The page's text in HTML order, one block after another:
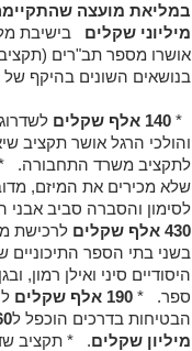
במליאת מועצה
מיליוני שקלים
בישיבת
אושרו מספר תב"רים
בנושאים השונים בהיקף
* 140 אלף שקלים
והולכי הרגל אושר תקציב
לתקציב משרד התחבורה.
שלא מכירים את המיזם,
לסימון והסברה סביב אבני
430 אלף שקלים
בשני בתי הספר התיכוניים
היסודיים סיני ואילן רמון,
ספר.
* 190 אלף שקלים
הבטיחות בדרכים הוכפל ל60 אלף
מיליון שקלים. * תקציב